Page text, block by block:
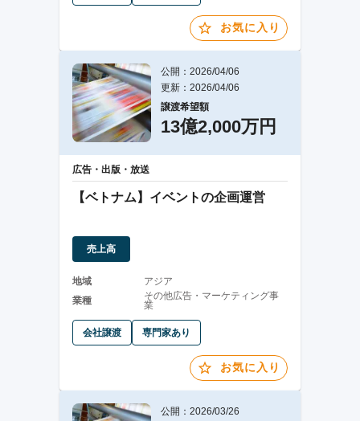
お気に入り
公開：2026/04/06
更新：2026/04/06
譲渡希望額
13億2,000万円
広告・出版・放送
【ベトナム】イベントの企画運営
売上高
地域
アジア
業種
その他広告・マーケティング事
業
会社譲渡 専門家あり
お気に入り
公開：2026/03/26